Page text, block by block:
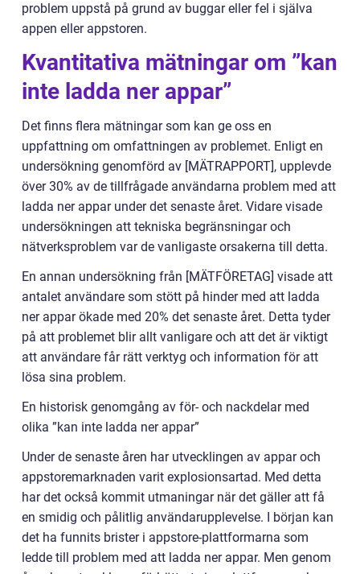
problem uppstå på grund av buggar eller fel i själva
appen eller appstoren.
Kvantitativa mätningar om ”kan
inte ladda ner appar”
Det finns flera mätningar som kan ge oss en
uppfattning om omfattningen av problemet. Enligt en
undersökning genomförd av [MÄTRAPPORT], upplevde
över 30% av de tillfrågade användarna problem med att
ladda ner appar under det senaste året. Vidare visade
undersökningen att tekniska begränsningar och
nätverksproblem var de vanligaste orsakerna till detta.
En annan undersökning från [MÄTFÖRETAG] visade att
antalet användare som stött på hinder med att ladda
ner appar ökade med 20% det senaste året. Detta tyder
på att problemet blir allt vanligare och att det är viktigt
att användare får rätt verktyg och information för att
lösa sina problem.
En historisk genomgång av för- och nackdelar med
olika ”kan inte ladda ner appar”
Under de senaste åren har utvecklingen av appar och
appstoremarknaden varit explosionsartad. Med detta
har det också kommit utmaningar när det gäller att få
en smidig och pålitlig användarupplevelse. I början kan
det ha funnits brister i appstore-plattformarna som
ledde till problem med att ladda ner appar. Men genom